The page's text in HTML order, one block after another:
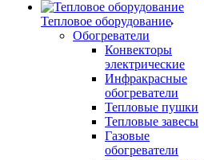
Тепловое оборудование
Обогреватели
Конвекторы
электрические
Инфракрасные
обогреватели
Тепловые пушки
Тепловые завесы
Газовые
обогреватели